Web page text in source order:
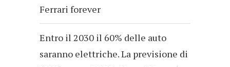
Ferrari forever
Entro il 2030 il 60% delle auto
saranno elettriche. La previsione di